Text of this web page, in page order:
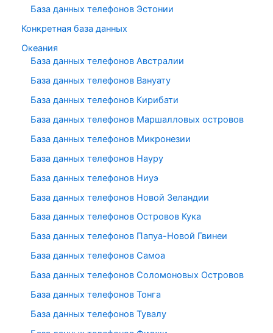
База данных телефонов Эстонии
Конкретная база данных
Океания
База данных телефонов Австралии
База данных телефонов Вануату
База данных телефонов Кирибати
База данных телефонов Маршалловых островов
База данных телефонов Микронезии
База данных телефонов Науру
База данных телефонов Ниуэ
База данных телефонов Новой Зеландии
База данных телефонов Островов Кука
База данных телефонов Папуа-Новой Гвинеи
База данных телефонов Самоа
База данных телефонов Соломоновых Островов
База данных телефонов Тонга
База данных телефонов Тувалу